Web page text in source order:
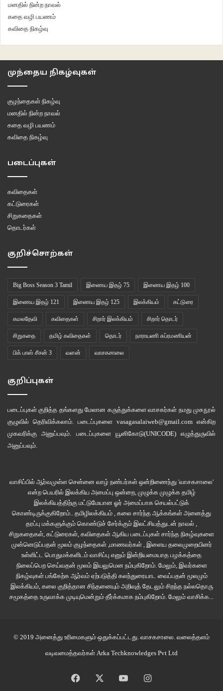
மனதில் நின்ற நாவல்
கதை வழி பயணம்
கவிதை நிகழ்வு
முந்தைய நிகழ்வுகள்
குழந்தைகள் நிகழ்வு
மனதில் நின்ற நாவல்
கதை வழி பயணம்
கவிதை நிகழ்வு
படைப்புகள்
கவிதைகள்
கட்டுரைகள்
சிறுகதைகள்
தொடர்கள்
குறிச்சொற்கள்
Big Boss Season 3 Tamil இணைய இதழ் 75 இணைய இதழ் 100
இணைய இதழ் 121 இணைய இதழ் 125 இலக்கியம் கட்டுரை
கமலதேவி கவிதைகள் சிறார் இலக்கியம் சிறார் தொடர்
சிறுகதை தமிழ் கவிதைகள் தொடர் நாராயணி சுப்ரமணியன்
பிக் பாஸ் சீசன் 3 வளன் வாசகசாலை
குறிப்புகள்
படைப்புகள் குறித்த தங்களது மேலான கருத்துக்களை வாசகர்கள் நமது முகநூல்
குழுவில் தெரிவிக்கலாம். படைப்புகளை vasagasalaiweb@gmail.com என்கிற
முகவரிக்கு அனுப்பவும். படைப்புகளை யூனிகோடு(UNICODE)எழுத்துருவில்
அனுப்பவும்.
வாசிப்பில் ஆர்வமுள்ள சென்னை வாழ் நண்பர்கள் ஒன்றிணைந்து 'வாசகசாலை'
என்ற பெயரில் இலக்கிய அமைப்பு ஒன்றை, முழுக்க முழுக்க தமிழ்
இலக்கியத்திற்கு மட்டுமேயான ஓர் அமைப்பாக செயல்பட்டுக்
கொண்டிருக்குகிறோம்.. தமிழிலக்கியம் , கலை சார்ந்த ஆக்கங்கள் அனைத்து
தரப்பு மக்களுக்கும் கொண்டுச் சேர்க்கும் இலட்சியத்துடன் நாவல் ,
சிறுகதைகள், கட்டுரைகள், கவிதைகள் ஆகிய படைப்புகள் சார்ந்த நிகழ்வுகளை
முன்னெடுப்பதன் மூலம் குழந்தைகள் ,மாணவர்கள் , இளைய தலைமுறையினர்
உள்ளிட்ட பொதுமக்களிடம் வாசிப்பு எனும் இன்றியமையாத பழக்கத்தை
நிலைப்பெற செய்வதன் மூலம் இயலுமென நம்புகிறோம். மேலும், இவர்களை
நிகழ்வுகள் பங்கேற்க ஆர்வம் ஏற்படுத்தி கலந்துரையாட வைப்பதன் மூலமும்
இலக்கியம், கலை குறித்தான சிந்தனையும் அறிவுத் தேடலும் சிறந்த நல்லதொரு
சமூகத்தை உருவாக்க முடியுமென்றும் தீர்க்கமாக நம்புகிறோம். மேலும் வாசிக்க...
© 2019 அனைத்து உரிமைகளும் ஒதுக்கப்பட்டது. வாசகசாலை . வலைத்தளம்
வடிவமைத்தவர்கள் Arka Techknowledges Pvt Ltd
Facebook YouTubeInstagram